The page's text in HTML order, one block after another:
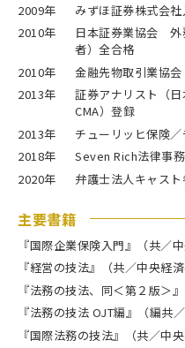
2009年
みずほ証券株式会社
2010年
日本証券業協会 外
者）全合格
2010年
金融先物取引業協
2013年
証券アナリスト（日
CMA）登録
2013年
チューリッヒ保険／
2018年
Seven Rich法律事
2020年
弁護士法人キャスト
主要書籍
『国際企業保険入門』（共／
『経営の技法』（共／中央経済
『法務の技法、同＜第２版＞
『法務の技法 OJT編』（編共
『国際法務の技法』（共／中